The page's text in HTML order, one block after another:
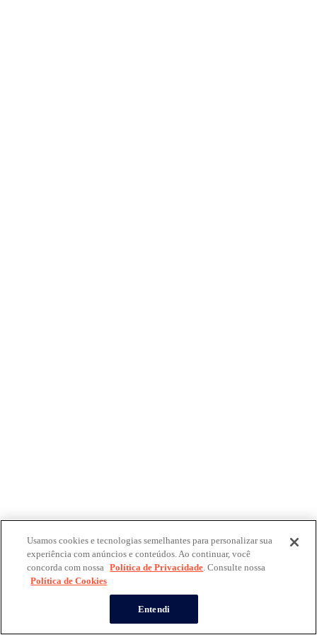
Usamos cookies e tecnologias semelhantes para personalizar sua
experiência com anúncios e conteúdos. Ao continuar, você
concorda com nossa Política de Privacidade. Consulte nossa
Política de Cookies
Entendi